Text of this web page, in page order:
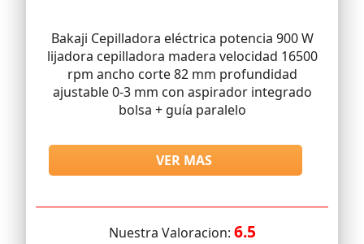
Bakaji Cepilladora eléctrica potencia 900 W
lijadora cepilladora madera velocidad 16500
rpm ancho corte 82 mm profundidad
ajustable 0-3 mm con aspirador integrado
bolsa + guía paralelo
VER MAS
Nuestra Valoracion: 6.5